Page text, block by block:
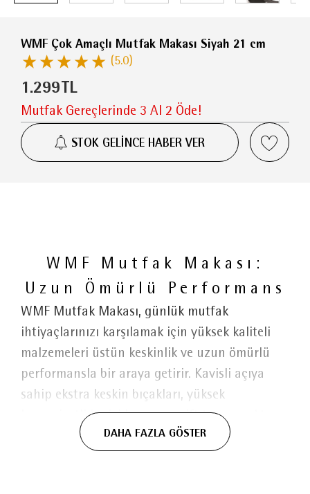
WMF Çok Amaçlı Mutfak Makası Siyah 21 cm
(5.0)
1.299 TL
Mutfak Gereçlerinde 3 Al 2 Öde!
STOK GELİNCE HABER VER
WMF Mutfak Makası:
Uzun Ömürlü Performans
WMF Mutfak Makası, günlük mutfak
ihtiyaçlarınızı karşılamak için yüksek kaliteli
malzemeleri üstün keskinlik ve uzun ömürlü
performansla bir araya getirir. Kavisli açıya
sahip ekstra keskin bıçakları, yüksek
hassasiyetli kesici kenarı ve çift temas noktası
sayesinde kolay, kontrollü ve etkili kesim sağlar.
DAHA FAZLA GÖSTER